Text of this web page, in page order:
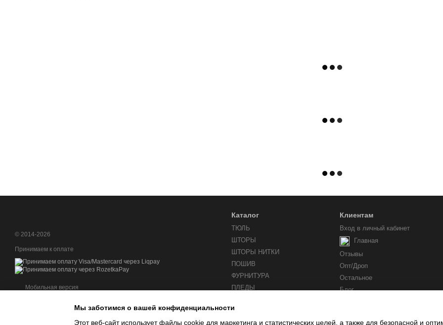
© 2014-2026
Принимаем к оплате
Мобильная версия
Каталог
ТЮЛЬ
ШТОРЫ
ШТОРЫ НИТКИ
ПОШИВ
ФУРНИТУРА
ПЛЕДЫ
Клиентам
Вход в личный кабинет
Главная
Отзывы
Опт/Дроп
Остальное
Блог
Мы заботимся о вашей конфиденциальности
Этот веб-сайт использует файлы cookie для маркетинга и статистических целей, а также для безопасной и